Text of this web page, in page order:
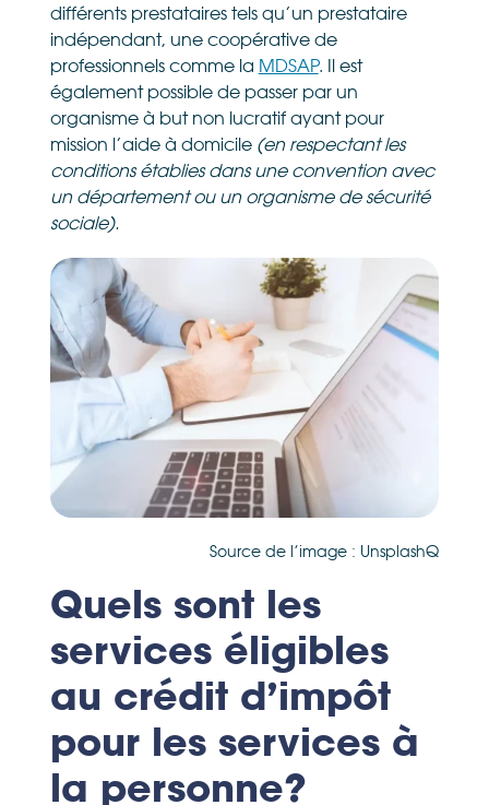
différents prestataires tels qu’un prestataire
indépendant, une coopérative de
professionnels comme la MDSAP. Il est
également possible de passer par un
organisme à but non lucratif ayant pour
mission l’aide à domicile (en respectant les
conditions établies dans une convention avec
un département ou un organisme de sécurité
sociale).
Source de l’image : UnsplashQ
Quels sont les
services éligibles
au crédit d’impôt
pour les services à
la personne?